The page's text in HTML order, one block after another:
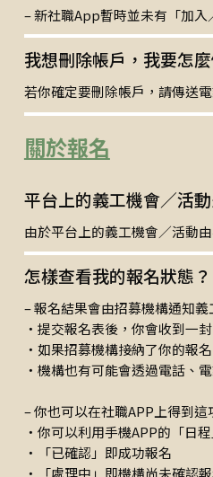
– 新社職App暫時並未有「加
我想刪除帳戶，我要怎麼
若你確定要刪除帳戶，請傳送
關於報名
平台上的義工機會／活
由於平台上的義工機會／活動
怎樣查看我的報名狀態？
– 報名結果會由招募機構通知義
‧提交報名表後，你會收到一
‧如果招募機構接納了你的報
‧機構也有可能會透過電話、
– 你也可以在社職APP上得到這
‧你可以利用手機APP的「日
‧「已確認」即成功報名